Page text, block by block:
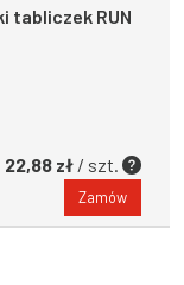
tabliczek RUN
22,88 zł / szt.
Zamów